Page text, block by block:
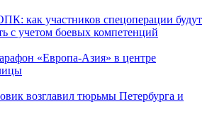
как участников спецоперации будут
с учетом боевых компетенций
«Европа-Азия» в центре
возглавил тюрьмы Петербурга и